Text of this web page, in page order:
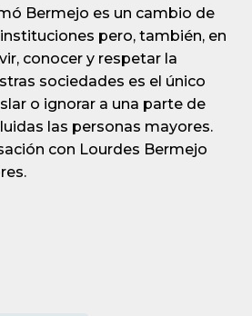
Bermejo es un cambio de
pero, también, en
conocer y respetar la
sociedades es el único
o ignorar a una parte de
las personas mayores.
con Lourdes Bermejo